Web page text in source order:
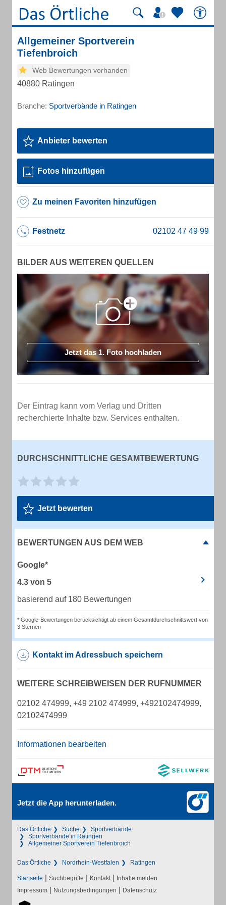
Allgemeiner Sportverein
Tiefenbroich
Web Bewertungen vorhanden
40880 Ratingen
Branche: Sportverbände in Ratingen
Anbieter bewerten
Fotos hinzufügen
Zu meinen Favoriten hinzufügen
Festnetz
BILDER AUS WEITEREN QUELLEN
Jetzt das 1. Foto hochladen
Der Eintrag kann vom Verlag und Dritten
recherchierte Inhalte bzw. Services enthalten.
DURCHSCHNITTLICHE GESAMTBEWERTUNG
Jetzt bewerten
BEWERTUNGEN AUS DEM WEB
Google*
4.3 von 5
basierend auf 180 Bewertungen
* Google-Bewertungen berücksichtigt ab einem Gesamtdurchschnittswert von
3 Sternen
Kontakt im Adressbuch speichern
WEITERE SCHREIBWEISEN DER RUFNUMMER
02102 474999, +49 2102 474999, +492102474999,
02102474999
Informationen bearbeiten
Jetzt die App herunterladen.
Das Örtliche Suche
Sportverbände
Sportverbände in Ratingen
Allgemeiner Sportverein Tiefenbroich
Das Örtliche Nordrhein-Westfalen Ratingen
Startseite | Suchbegriffe | Kontakt | Inhalte melden
Impressum | Nutzungsbedingungen | Datenschutz